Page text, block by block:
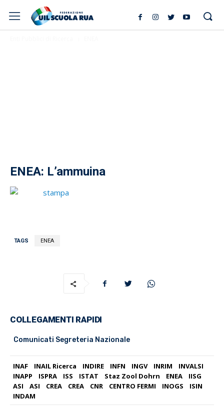
ENEA: L’ammuina
TAGS ENEA
COLLEGAMENTI RAPIDI
Comunicati Segreteria Nazionale
INAF INAIL Ricerca INDIRE INFN INGV INRIM
INVALSI
INAPP
ISPRA ISS ISTAT Staz Zool Dohrn ENEA
IISG
ASI
ASI CREA CREA CNR CENTRO FERMI INOGS
ISIN
INDAM